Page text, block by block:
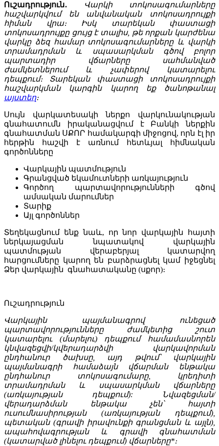
Ուշադրություն․
Վարկի տոկոսագումարները
հաշվարկվում են անվանական տոկոսադրույքի
հիման վրա։ Իսկ տարեկան փաստացի
տոկոսադրույքը ցույց է տալիս, թե որքան կարժենա
վարկը ձեզ համար տոկոսագումարները և վարկի
տրամադրման և սպասարկման գծով բոլոր
պարտադիր վճարները սահմանված
ժամկետներում և չափերով կատարելու
դեպքում։ Տարեկան փաստացի տոկոսադրույքի
հաշվարկման կարգին կարող եք ծանոթանալ
այստեղ։
Սույն վարկատեսակի ներքո վարկունակության
գնահատումն իրականացվում է Բանկի ներքին
գնահատման ՍՔՈՐ համակարգի միջոցով, որն էլ իր
հերթին հաշվի է առնում հետևյալ հիմնական
գործոնները
Վարկային պատմություն
Գրանցված եկամուտների առկայություն
Գործող պարտավորությունների գծով
ամսական մարումներ
Տարիք
Այլ գործոններ
Տեղեկացնում ենք նաև, որ նոր վարկային հայտի
ներկայացման նպատակով վարկային
պատմության վերաբերյալ կատարվող
հարցումները կարող են բարձրացնել կամ իջեցնել
Ձեր վարկային գնահատականը (սքոր)։
Ուշադրություն
Վարկային պայմանագրով ունեցած
պարտավորությունները ժամկետից շուտ
կատարելու (մարելու) դեպքում համամասնորեն
կնվազեցվի/կվերադարձվի վարկավորման
ընդհանուր ծախսը, այդ թվում՝ վարկային
պայմանագրի համաձայն վճարման ենթակա
ընդհանուր տոկոսագումարը, կրեդիտի
տրամադրման և սպասարկման վճարները
(առկայության դեպքում): Նվազեցման/
վերադարձման ենթակա չեն՝ հայտի
ուսումնասիրության (առկայության դեպքում),
պետական (գրավի իրավունքի գրանցման և այլն),
ապահովագրության և գրավի գնահատման
(կատարված լինելու դեպքում) վճարները*։